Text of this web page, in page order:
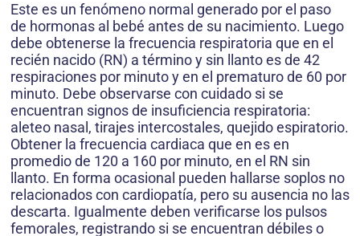
Este es un fenómeno normal generado por el paso
de hormonas al bebé antes de su nacimiento. Luego
debe obtenerse la frecuencia respiratoria que en el
recién nacido (RN) a término y sin llanto es de 42
respiraciones por minuto y en el prematuro de 60 por
minuto. Debe observarse con cuidado si se
encuentran signos de insuficiencia respiratoria:
aleteo nasal, tirajes intercostales, quejido espiratorio.
Obtener la frecuencia cardiaca que en es en
promedio de 120 a 160 por minuto, en el RN sin
llanto. En forma ocasional pueden hallarse soplos no
relacionados con cardiopatía, pero su ausencia no las
descarta. Igualmente deben verificarse los pulsos
femorales, registrando si se encuentran débiles o